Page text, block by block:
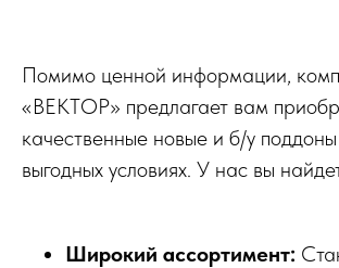
Помимо ценной информации,
«ВЕКТОР» предлагает вам
качественные новые и б/у
выгодных условиях. У нас вы
Широкий ассортимент: